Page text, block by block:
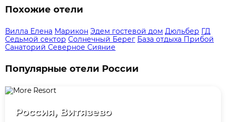
Похожие отели
Вилла Елена Марикон Эдем гостевой дом Дюльбер ГД
Седьмой сектор Солнечный Берег База отдыха Прибой
Санаторий Северное Сияние
Популярные отели России
Россия, Витязево